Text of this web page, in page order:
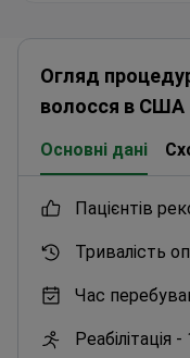
Огляд
волосся в США
Основні дані
пацієнтів
Тривалість
Час
Реабілітація -